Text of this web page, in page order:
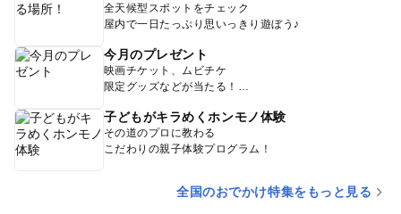
全天候型スポットをチェック
屋内で一日たっぷり思いっきり遊ぼう♪
今月のプレゼント
映画チケット、ムビチケ
限定グッズなどが当たる！
子どもがキラめくホンモノ体験
その道のプロに教わる
こだわりの親子体験プログラム！
全国のおでかけ特集をもっと見る